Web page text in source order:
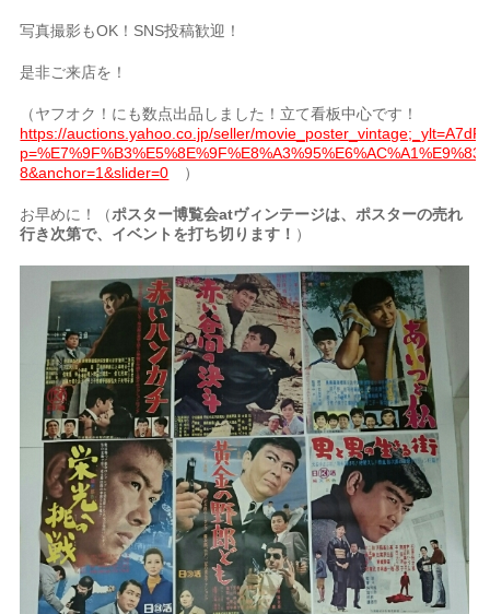
写真撮影もOK！SNS投稿歓迎！
是非ご来店を！
（ヤフオク！にも数点出品しました！立て看板中心です！
https://auctions.yahoo.co.jp/seller/
8&anchor=1&slider=0 ）
お早めに！（ポスター博覧会atヴィンテージは、ポスターの売れ
行き次第で、イベントを打ち切ります！ ）